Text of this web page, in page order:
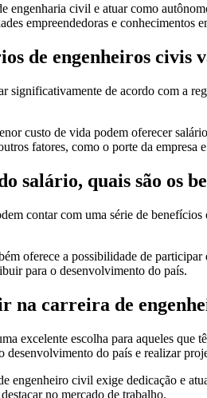
civil e atuar como
empreendedoras e conhecimentos
de engenheiros civis
significativamente de acordo com a
custo de vida podem oferecer
fatores, como o porte da empresa
salário, quais são os
contar com uma série de
oferece a possibilidade de
para o desenvolvimento do país.
na carreira de
excelente escolha para aqueles que
do país e realizar
engenheiro civil exige dedicação e
no mercado de trabalho.